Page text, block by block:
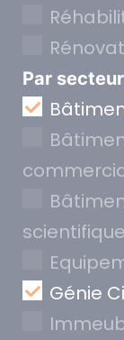
Par secteur
Génie